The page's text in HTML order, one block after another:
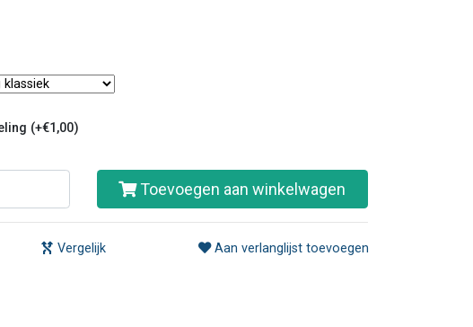
(+€1,00)
Toevoegen aan winkelwagen
Vergelijk Aan verlanglijst toevoegen